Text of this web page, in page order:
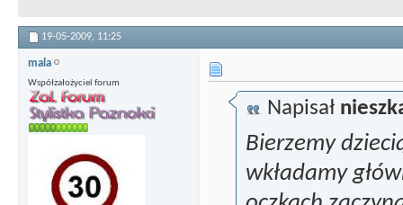
19-05-2009, 11:25
mala
Współzałożyciel forum
Napisał
Bierzemy
wkładamy